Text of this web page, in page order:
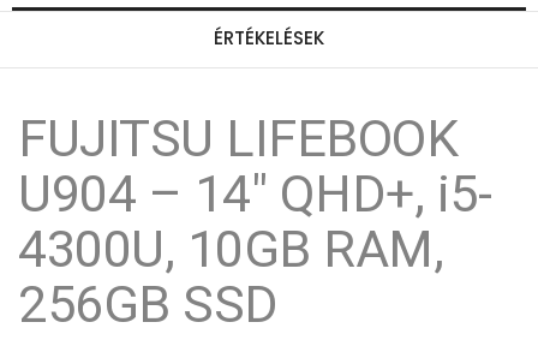
ÉRTÉKELÉSEK
FUJITSU LIFEBOOK
U904 – 14" QHD+, i5-
4300U, 10GB RAM,
256GB SSD